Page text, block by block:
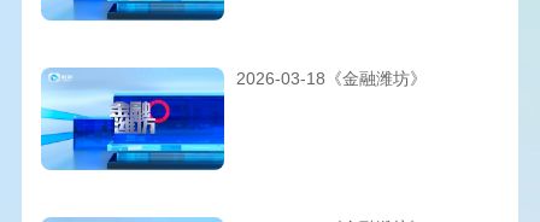
2026-03-18《金融潍坊》